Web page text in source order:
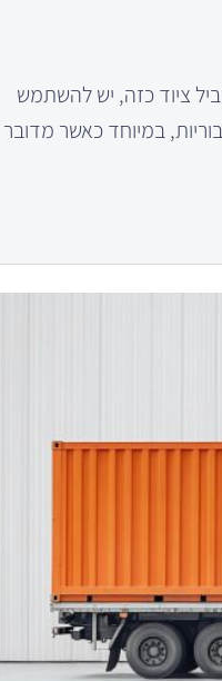
ציוד כזה, יש להשתמש
במיוחד כאשר מדובר